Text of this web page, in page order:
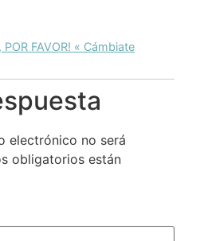
POR FAVOR! « Cámbiate
electrónico no será
obligatorios están